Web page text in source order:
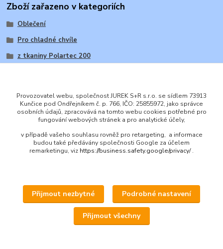
Zboží zařazeno v kategoriích
Oblečení
Pro chladné chvíle
z tkaniny Polartec 200
ENGLISH
© 2016 JUREK S+R s.r.o., IČ 25855972
Upravit sběr cookies.
Provozovatel webu, společnost JUREK S+R s.r.o. se sídlem 73913
Kunčice pod Ondřejníkem č. p. 766, IČO: 25855972, jako správce
osobních údajů, zpracovává na tomto webu cookies potřebné pro
fungování webových stránek a pro analytické účely,
v případě vašeho souhlasu rovněž pro retargeting, a informace
budou také předávány společnosti Google za účelem
remarketingu, viz https://business.safety.google/privacy/.
Přijmout nezbytné Podrobné nastavení
Přijmout všechny